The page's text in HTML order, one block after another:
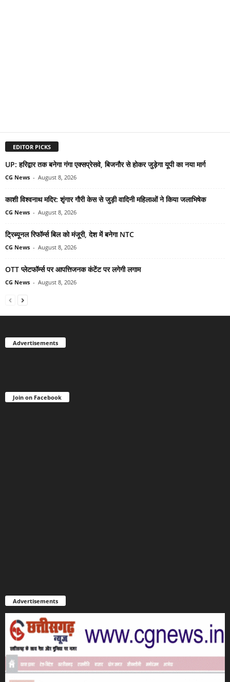
EDITOR PICKS
UP: हरिद्वार तक बनेगा गंगा एक्सप्रेसवे, बिजनौर से होकर जुड़ेगा यूपी का नया मार्ग
CG News - August 8, 2026
काशी विश्वनाथ मदिर: शृंगार गौरी केस से जुड़ी वादिनी महिलाओं ने किया जलाभिषेक
CG News - August 8, 2026
ट्रिब्यूनल रिफॉर्म्स बिल को मंजूरी, देश में बनेगा NTC
CG News - August 8, 2026
OTT प्लेटफॉर्म्स पर आपत्तिजनक कंटेंट पर लगेगी लगाम
CG News - August 8, 2026
Advertisements
Join on Facebook
Advertisements